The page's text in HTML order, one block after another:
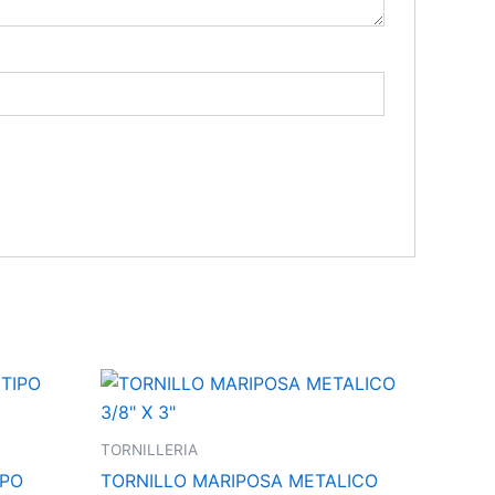
TORNILLERIA
TORNILLO MARIPOSA METALICO